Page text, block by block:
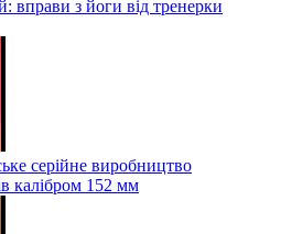
вправи з йоги від тренерки
серійне виробництво
калібром 152 мм